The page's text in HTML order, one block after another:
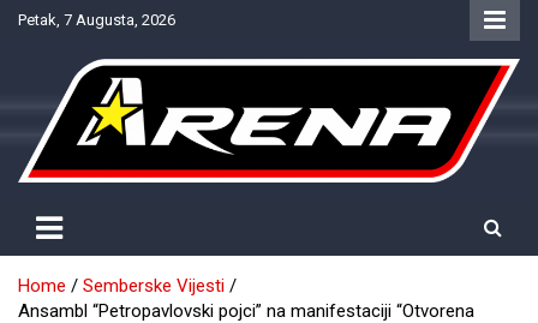
SkipPetak, 7 Augusta, 2026
NTV Arena
Home
Semberske Vijesti
Ansambl “Petropavlovski pojci” na manifestaciji “Otvorena